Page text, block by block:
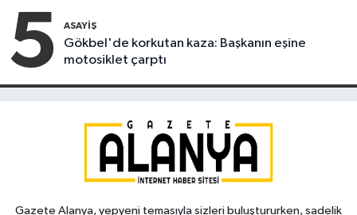
5 ASAYIŞ
Gökbel'de korkutan kaza: Başkanın eşine
motosiklet çarptı
Gazete Alanya, yepyeni temasıyla sizleri buluştururken, sadelik